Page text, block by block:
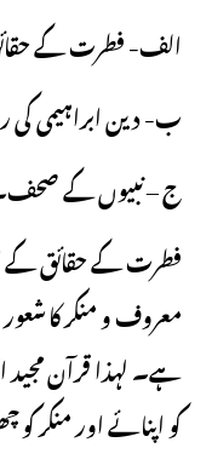
الف- فطرت کے
ب- دین ابراہیمی
ج – نبیوں کے
فطرت کے حقائق کے
معروف و منکر کا
ہے۔ لہذا قرآن
کو اپنائے اور منکر